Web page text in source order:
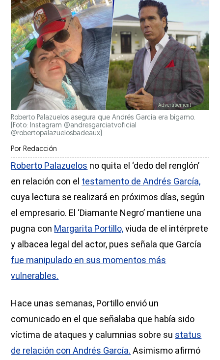
Roberto Palazuelos asegura que Andrés García era bígamo.
(Foto: Instagram @andresgarciatvoficial
@robertopalazuelosbadeaux)
Por Redacción
Roberto Palazuelos no quita el ‘dedo del renglón’
en relación con el testamento de Andrés García,
cuya lectura se realizará en próximos días, según
el empresario. El ‘Diamante Negro’ mantiene una
pugna con Margarita Portillo,viuda de el intérprete
y albacea legal del actor, pues señala que García
fue manipulado en sus momentos más
vulnerables.
Hace unas semanas, Portillo envió un
comunicado en el que señalaba que había sido
víctima de ataques y calumnias sobre su status
de relación con Andrés García. Asimismo afirmó